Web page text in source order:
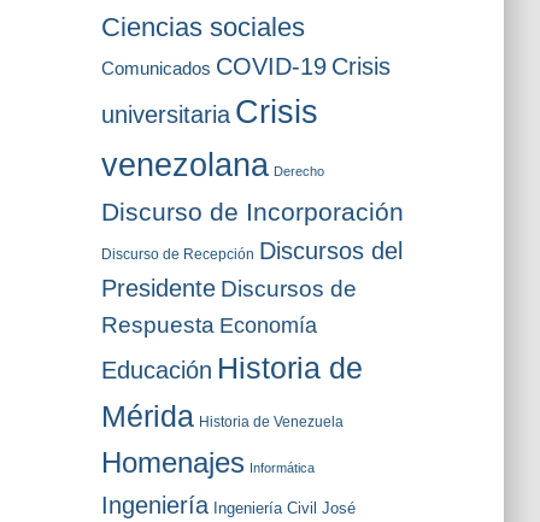
Ciencias sociales
Comunicados COVID-19 Crisis
universitaria Crisis
venezolana Derecho
Discurso de Incorporación
Discurso de Recepción Discursos del
Presidente Discursos de
Respuesta Economía
Educación Historia de
Mérida Historia de Venezuela
Homenajes Informática
Ingeniería Ingeniería Civil José